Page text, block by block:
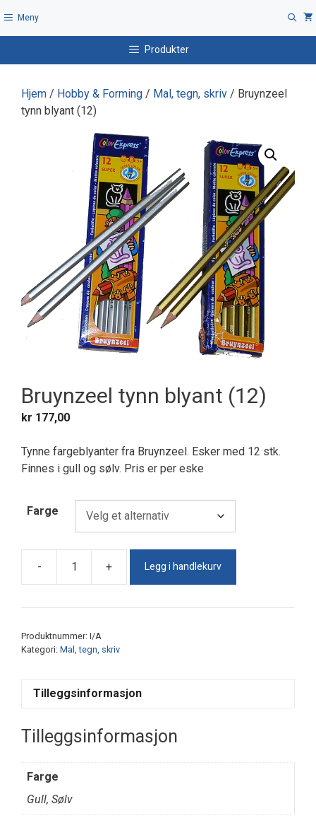
til
Meny
Produkter
Hjem / Hobby & Forming / Mal, tegn, skriv / Bruynzeel
tynn blyant (12)
Bruynzeel tynn blyant (12)
kr 177,00
Tynne fargeblyanter fra Bruynzeel. Esker med 12 stk.
Finnes i gull og sølv. Pris er per eske
Farge
-
Bruynzeel
blyant
+ Legg i handlekurv
Produktnummer: I/A
Kategori: Mal, tegn, skriv
Tilleggsinformasjon
Tilleggsinformasjon
Farge
Gull, Sølv